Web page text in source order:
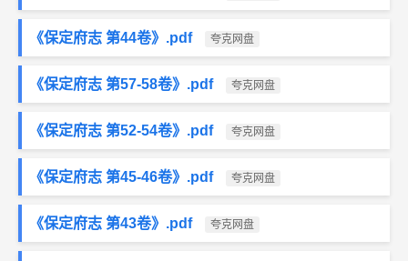
《保定府志 第44卷》.pdf 夸克网盘
《保定府志 第57-58卷》.pdf 夸克网盘
《保定府志 第52-54卷》.pdf 夸克网盘
《保定府志 第45-46卷》.pdf 夸克网盘
《保定府志 第43卷》.pdf 夸克网盘